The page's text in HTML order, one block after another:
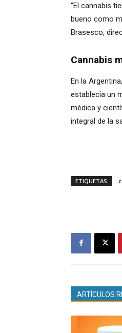
“El cannabis
bueno como
Brasesco,
Cannabis
En la
establecía un
médica y
integral de la
ETIQUETAS
ARTÍCULOS